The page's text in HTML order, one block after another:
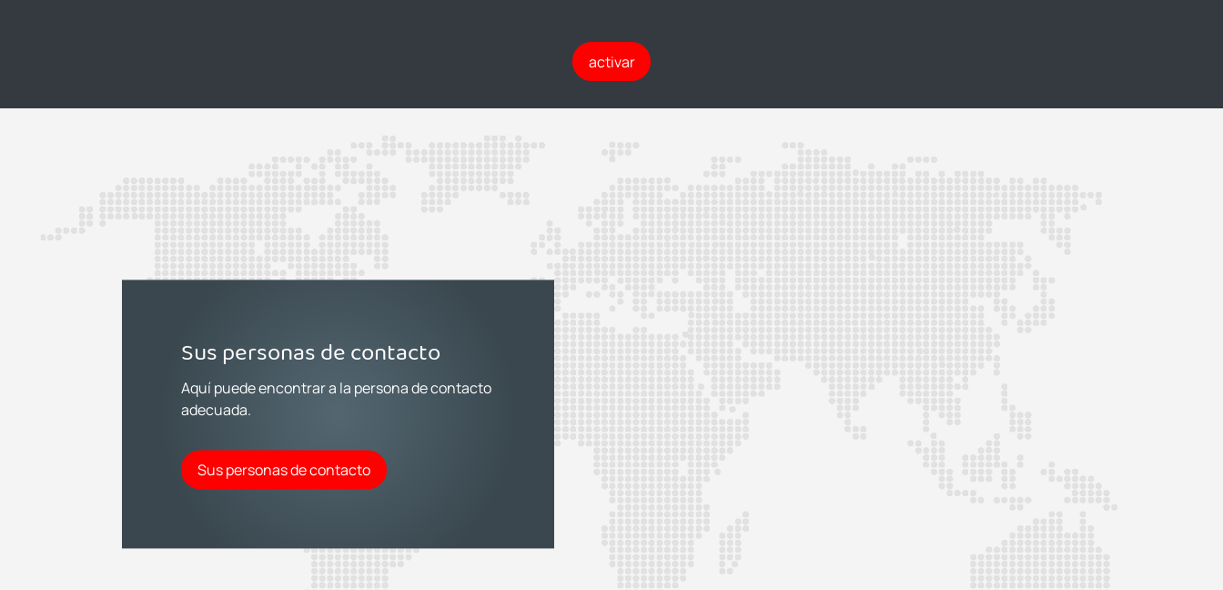
activar
Sus personas de contacto
Aquí puede encontrar a la persona de contacto
adecuada.
Sus personas de contacto